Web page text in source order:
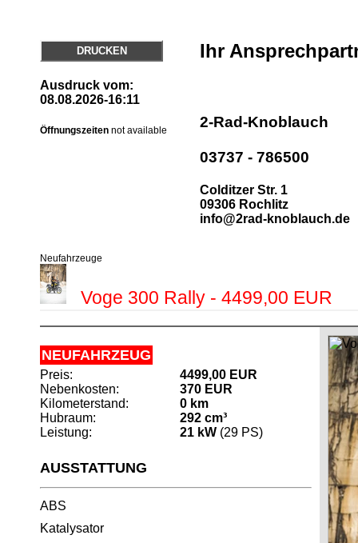
DRUCKEN
Ausdruck vom:
08.08.2026-16:11
Öffnungszeiten not available
Ihr
2-Rad-Knoblauch
03737 - 786500
Colditzer Str. 1
09306 Rochlitz
info@2rad-knoblauch.de
Neufahrzeuge
Voge 300 Rally - 4499,00 EUR
NEUFAHRZEUG
Preis:
4499,00 EUR
Nebenkosten:
370 EUR
Kilometerstand:
0 km
Hubraum:
292 cm³
Leistung:
21 kW (29 PS)
AUSSTATTUNG
ABS
Katalysator